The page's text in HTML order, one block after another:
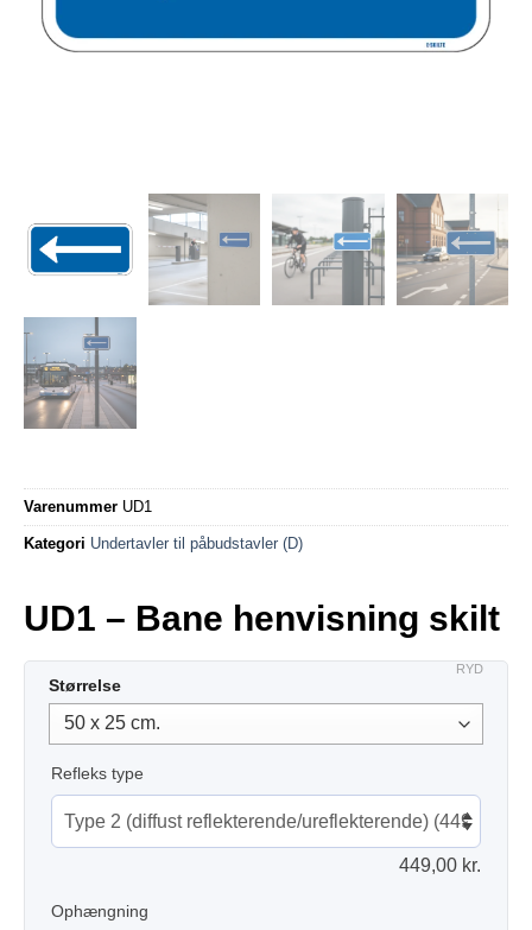
Varenummer UD1
Kategori Undertavler til påbudstavler (D)
UD1 – Bane henvisning skilt
Størrelse
RYD
Refleks type
449,00 kr.
Ophængning